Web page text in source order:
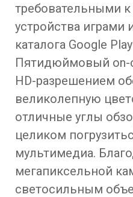
требовательными к
устройства
каталога Google
Пятидюймовый on-
HD-разрешением
великолепную
отличные углы
целиком
мультимедиа.
мегапиксельной
светосильным